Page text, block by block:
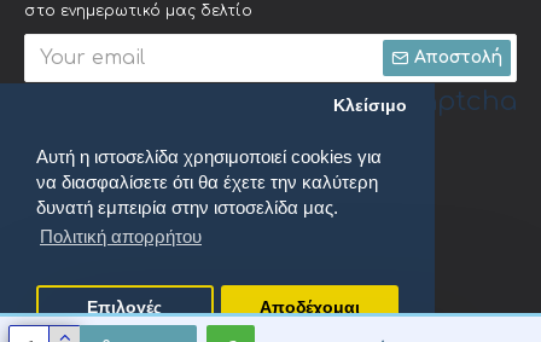
Αυτή η ιστοσελίδα χρησιμοποιεί cookies για
να διασφαλίσετε ότι θα έχετε την καλύτερη
δυνατή εμπειρία στην ιστοσελίδα μας.
Πολιτική απορρήτου
Κλείσιμο
Επιλογές Αποδέχομαι
στο ενημερωτικό μας δελτίο
Αποστολή
Captcha
Συμπληρώστε την
ακόλουθη
επαλήθευση
captcha
Πολιτική απορρήτου